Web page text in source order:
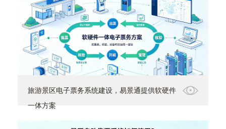
旅游景区电子票务系统建设，易景通提供软硬件
一体方案